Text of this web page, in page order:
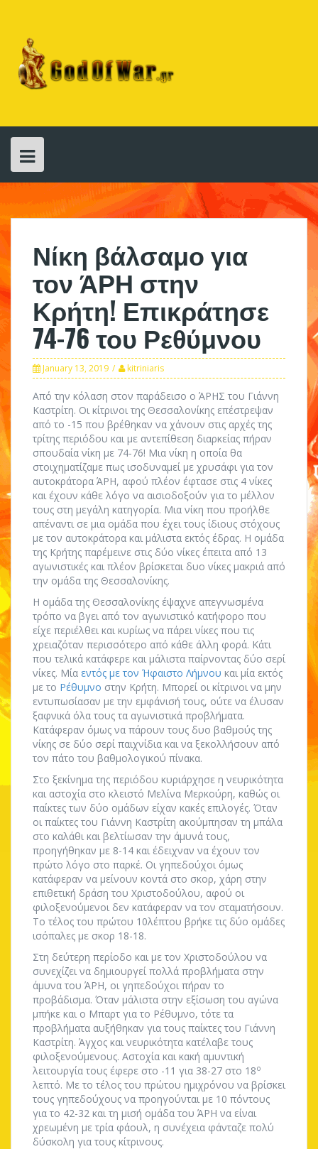
content
Νίκη βάλσαμο για
τον ΆΡΗ στην
Κρήτη! Επικράτησε
74-76 του Ρεθύμνου
January 13, 2019 kitriniaris
Από την κόλαση στον παράδεισο ο ΆΡΗΣ του Γιάννη
Καστρίτη. Οι κίτρινοι της Θεσσαλονίκης επέστρεψαν
από το -15 που βρέθηκαν να χάνουν στις αρχές της
τρίτης περιόδου και με αντεπίθεση διαρκείας πήραν
σπουδαία νίκη με 74-76! Μια νίκη η οποία θα
στοιχηματίζαμε πως ισοδυναμεί με χρυσάφι για τον
αυτοκράτορα ΆΡΗ, αφού πλέον έφτασε στις 4 νίκες
και έχουν κάθε λόγο να αισιοδοξούν για το μέλλον
τους στη μεγάλη κατηγορία. Μια νίκη που προήλθε
απέναντι σε μια ομάδα που έχει τους ίδιους στόχους
με τον αυτοκράτορα και μάλιστα εκτός έδρας. Η ομάδα
της Κρήτης παρέμεινε στις δύο νίκες έπειτα από 13
αγωνιστικές και πλέον βρίσκεται δυο νίκες μακριά από
την ομάδα της Θεσσαλονίκης.
Η ομάδα της Θεσσαλονίκης έψαχνε απεγνωσμένα
τρόπο να βγει από τον αγωνιστικό κατήφορο που
είχε περιέλθει και κυρίως να πάρει νίκες που τις
χρειαζόταν περισσότερο από κάθε άλλη φορά. Κάτι
που τελικά κατάφερε και μάλιστα παίρνοντας δύο σερί
νίκες. Μία εντός με τον Ήφαιστο Λήμνου και μία εκτός
με το Ρέθυμνο στην Κρήτη. Μπορεί οι κίτρινοι να μην
εντυπωσίασαν με την εμφάνισή τους, ούτε να έλυσαν
ξαφνικά όλα τους τα αγωνιστικά προβλήματα.
Κατάφεραν όμως να πάρουν τους δυο βαθμούς της
νίκης σε δύο σερί παιχνίδια και να ξεκολλήσουν από
τον πάτο του βαθμολογικού πίνακα.
Στο ξεκίνημα της περιόδου κυριάρχησε η νευρικότητα
και αστοχία στο κλειστό Μελίνα Μερκούρη, καθώς οι
παίκτες των δύο ομάδων είχαν κακές επιλογές. Όταν
οι παίκτες του Γιάννη Καστρίτη ακούμπησαν τη μπάλα
στο καλάθι και βελτίωσαν την άμυνά τους,
προηγήθηκαν με 8-14 και έδειχναν να έχουν τον
πρώτο λόγο στο παρκέ. Οι γηπεδούχοι όμως
κατάφεραν να μείνουν κοντά στο σκορ, χάρη στην
επιθετική δράση του Χριστοδούλου, αφού οι
φιλοξενούμενοι δεν κατάφεραν να τον σταματήσουν.
Το τέλος του πρώτου 10λέπτου βρήκε τις δύο ομάδες
ισόπαλες με σκορ 18-18.
Στη δεύτερη περίοδο και με τον Χριστοδούλου να
συνεχίζει να δημιουργεί πολλά προβλήματα στην
άμυνα του ΆΡΗ, οι γηπεδούχοι πήραν το
προβάδισμα. Όταν μάλιστα στην εξίσωση του αγώνα
μπήκε και ο Μπαρτ για το Ρέθυμνο, τότε τα
προβλήματα αυξήθηκαν για τους παίκτες του Γιάννη
Καστρίτη. Άγχος και νευρικότητα κατέλαβε τους
φιλοξενούμενους. Αστοχία και κακή αμυντική
λειτουργία τους έφερε στο -11 για 38-27 στο 18ο
λεπτό. Με το τέλος του πρώτου ημιχρόνου να βρίσκει
τους γηπεδούχους να προηγούνται με 10 πόντους
για το 42-32 και τη μισή ομάδα του ΆΡΗ να είναι
χρεωμένη με τρία φάουλ, η συνέχεια φάνταζε πολύ
δύσκολη για τους κίτρινους.